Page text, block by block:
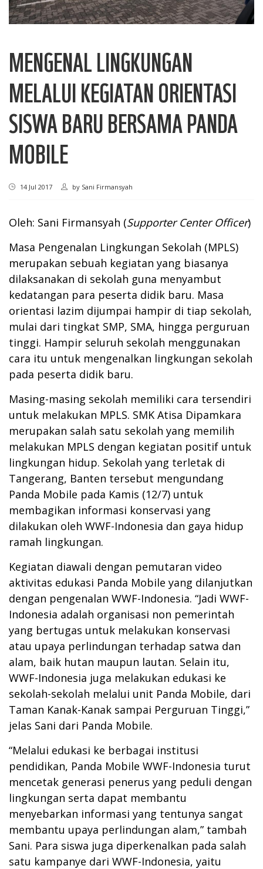
MENGENAL LINGKUNGAN
MELALUI KEGIATAN ORIENTASI
SISWA BARU BERSAMA PANDA
MOBILE
14 Jul 2017 by Sani Firmansyah
Oleh: Sani Firmansyah (Supporter Center Officer)
Masa Pengenalan Lingkungan Sekolah (MPLS)
merupakan sebuah kegiatan yang biasanya
dilaksanakan di sekolah guna menyambut
kedatangan para peserta didik baru. Masa
orientasi lazim dijumpai hampir di tiap sekolah,
mulai dari tingkat SMP, SMA, hingga perguruan
tinggi. Hampir seluruh sekolah menggunakan
cara itu untuk mengenalkan lingkungan sekolah
pada peserta didik baru.
Masing-masing sekolah memiliki cara tersendiri
untuk melakukan MPLS. SMK Atisa Dipamkara
merupakan salah satu sekolah yang memilih
melakukan MPLS dengan kegiatan positif untuk
lingkungan hidup. Sekolah yang terletak di
Tangerang, Banten tersebut mengundang
Panda Mobile pada Kamis (12/7) untuk
membagikan informasi konservasi yang
dilakukan oleh WWF-Indonesia dan gaya hidup
ramah lingkungan.
Kegiatan diawali dengan pemutaran video
aktivitas edukasi Panda Mobile yang dilanjutkan
dengan pengenalan WWF-Indonesia. “Jadi WWF-
Indonesia adalah organisasi non pemerintah
yang bertugas untuk melakukan konservasi
atau upaya perlindungan terhadap satwa dan
alam, baik hutan maupun lautan. Selain itu,
WWF-Indonesia juga melakukan edukasi ke
sekolah-sekolah melalui unit Panda Mobile, dari
Taman Kanak-Kanak sampai Perguruan Tinggi,”
jelas Sani dari Panda Mobile.
“Melalui edukasi ke berbagai institusi
pendidikan, Panda Mobile WWF-Indonesia turut
mencetak generasi penerus yang peduli dengan
lingkungan serta dapat membantu
menyebarkan informasi yang tentunya sangat
membantu upaya perlindungan alam,” tambah
Sani. Para siswa juga diperkenalkan pada salah
satu kampanye dari WWF-Indonesia, yaitu